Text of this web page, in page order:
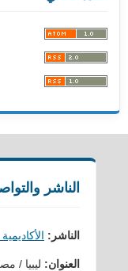
الناشر
الناشر:
العنوان: ليبيا /